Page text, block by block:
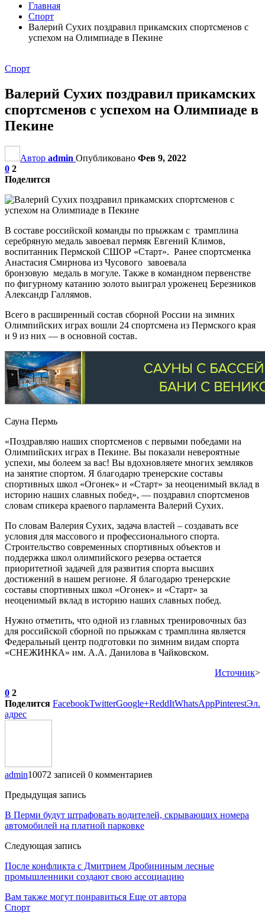
Главная
Спорт
Валерий Сухих поздравил прикамских спортсменов с
успехом на Олимпиаде в Пекине
Спорт
Валерий Сухих поздравил прикамских
спортсменов с успехом на Олимпиаде в
Пекине
Автор admin Опубликовано Фев 9, 2022
0 2
Поделится
В составе российской команды по прыжкам с трамплина
серебряную медаль завоевал пермяк Евгений Климов,
воспитанник Пермской СШОР «Старт». Ранее спортсменка
Анастасия Смирнова из Чусового завоевала
бронзовую медаль в могуле. Также в командном первенстве
по фигурному катанию золото выиграл уроженец Березников
Александр Галлямов.
Всего в расширенный состав сборной России на зимних
Олимпийских играх вошли 24 спортсмена из Пермского края
и 9 из них — в основной состав.
Сауна Пермь
«Поздравляю наших спортсменов с первыми победами на
Олимпийских играх в Пекине. Вы показали невероятные
успехи, мы болеем за вас! Вы вдохновляете многих земляков
на занятие спортом. Я благодарю тренерские составы
спортивных школ «Огонек» и «Старт» за неоценимый вклад в
историю наших славных побед», — поздравил спортсменов
словам спикера краевого парламента Валерий Сухих.
По словам Валерия Сухих, задача властей – создавать все
условия для массового и профессионального спорта.
Строительство современных спортивных объектов и
поддержка школ олимпийского резерва остается
приоритетной задачей для развития спорта высших
достижений в нашем регионе. Я благодарю тренерские
составы спортивных школ «Огонек» и «Старт» за
неоценимый вклад в историю наших славных побед.
Нужно отметить, что одной из главных тренировочных баз
для российской сборной по прыжкам с трамплина является
Федеральный центр подготовки по зимним видам спорта
«СНЕЖИНКА» им. А.А. Данилова в Чайковском.
Источник>
0 2
Поделится FacebookTwitterGoogle+ReddItWhatsAppPinterestЭл.
адрес
admin10072 записей 0 комментариев
Предыдущая запись
В Перми будут штрафовать водителей, скрывающих номера
автомобилей на платной парковке
Следующая запись
После конфликта с Дмитрием Дробининым лесные
промышленники создают свою ассоциацию
Вам также могут понравиться Еще от автора
Спорт